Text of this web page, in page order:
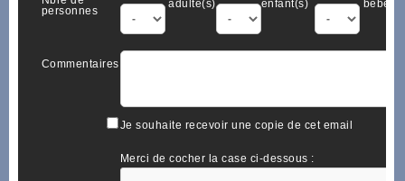
personnes
adulte(s) enfant(s) bébé(s)
Commentaires
Je souhaite recevoir une copie de cet email
Merci de cocher la case ci-dessous :